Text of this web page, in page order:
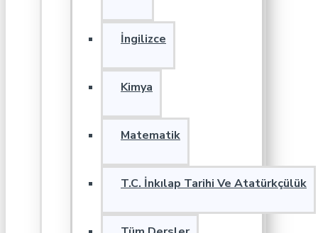
İngilizce
Kimya
Matematik
T.C. İnkılap Tarihi Ve Atatürkçülük